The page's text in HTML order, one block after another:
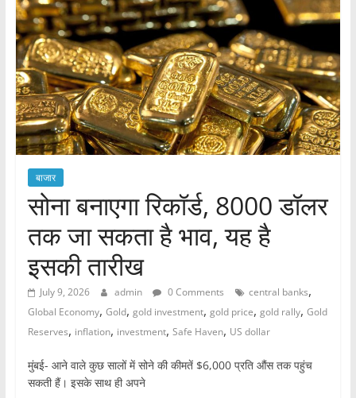
बाजार
सोना बनाएगा रिकॉर्ड, 8000 डॉलर
तक जा सकता है भाव, यह है
इसकी तारीख
July 9, 2026 admin 0 Comments central banks,
Global Economy, Gold, gold investment, gold price, gold rally, Gold
Reserves, inflation, investment, Safe Haven, US dollar
मुंबई- आने वाले कुछ सालों में सोने की कीमतें $6,000 प्रति औंस तक पहुंच
सकती हैं। इसके साथ ही अपने